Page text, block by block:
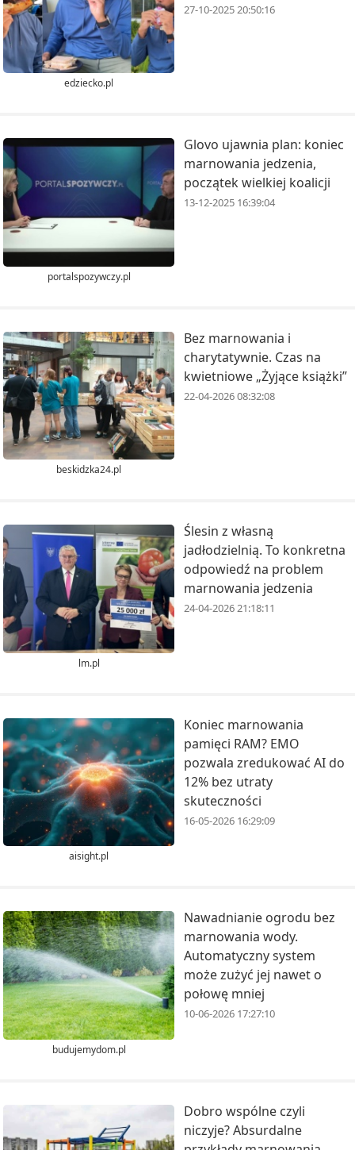
edziecko.pl
27-10-2025 20:50:16
portalspozywczy.pl
Glovo ujawnia plan: koniec
marnowania jedzenia,
początek wielkiej koalicji
13-12-2025 16:39:04
beskidzka24.pl
Bez marnowania i
charytatywnie. Czas na
kwietniowe „Żyjące książki”
22-04-2026 08:32:08
lm.pl
Ślesin z własną
jadłodzielnią. To konkretna
odpowiedź na problem
marnowania jedzenia
24-04-2026 21:18:11
aisight.pl
Koniec marnowania
pamięci RAM? EMO
pozwala zredukować AI do
12% bez utraty
skuteczności
16-05-2026 16:29:09
budujemydom.pl
Nawadnianie ogrodu bez
marnowania wody.
Automatyczny system
może zużyć jej nawet o
połowę mniej
10-06-2026 17:27:10
Dobro wspólne czyli
niczyje? Absurdalne